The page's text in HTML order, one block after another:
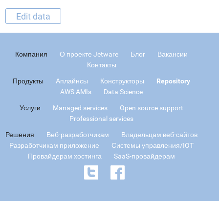
Edit data
Компания О проекте Jetware Блог
Вакансии
Контакты
Продукты Аплайнсы Конструкторы
Repository
AWS AMIs
Data Science
Услуги Managed services
Open source support
Professional services
Решения Веб-разработчикам
Владельцам веб-сайтов
Разработчикам приложение
Системы управления/IOT
Провайдерам хостинга
SaaS-провайдерам